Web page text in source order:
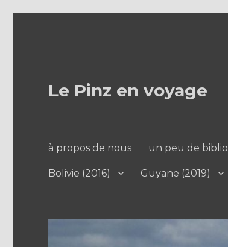
Le Pinz en voyage
à propos de nous un peu de biblio
Bolivie (2016) Guyane (2019)